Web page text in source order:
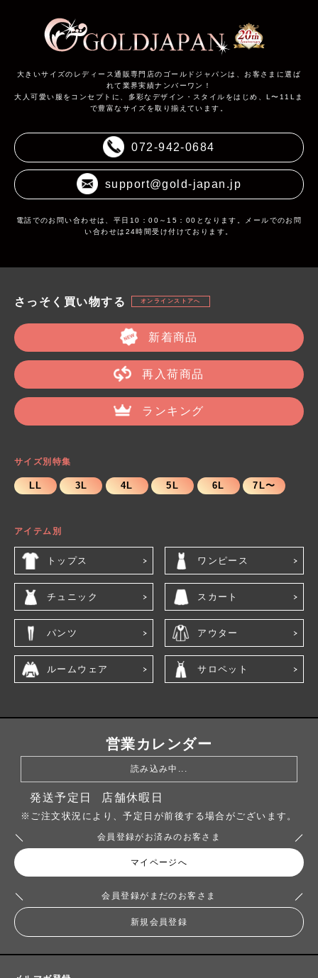
大きいサイズのレディース通販専門店のゴールドジャパンは、お客さまに選ば
れて業界実績ナンバーワン！
大人可愛い服をコンセプトに、多彩なデザイン・スタイルをはじめ、L〜11Lま
で豊富なサイズを取り揃えています。
072-942-0684
support@gold-japan.jp
電話でのお問い合わせは、平日10：00～15：00となります。メールでのお問
い合わせは24時間受け付けております。
さっそく買い物する オンラインストアへ
新着商品
再入荷商品
ランキング
サイズ別特集
LL 3L 4L 5L 6L 7L〜
アイテム別
トップス ワンピース
チュニック スカート
パンツ アウター
ルームウェア サロペット
営業カレンダー
読み込み中...
発送予定日 店舗休暇日
※ご注文状況により、予定日が前後する場合がございます。
会員登録がお済みのお客さま
マイページへ
会員登録がまだのお客さま
新規会員登録